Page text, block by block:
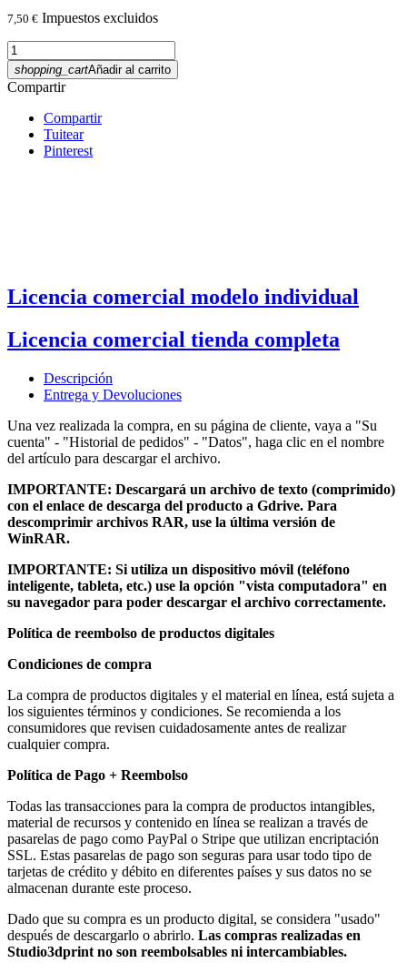
7,50 € Impuestos excluidos
shopping_cartAñadir al carrito
Compartir
Compartir
Tuitear
Pinterest
Licencia comercial modelo individual
Licencia comercial tienda completa
Descripción
Entrega y Devoluciones
Una vez realizada la compra, en su página de cliente, vaya a "Su
cuenta" - "Historial de pedidos" - "Datos", haga clic en el nombre
del artículo para descargar el archivo.
IMPORTANTE: Descargará un archivo de texto (comprimido)
con el enlace de descarga del producto a Gdrive. Para
descomprimir archivos RAR, use la última versión de
WinRAR.
IMPORTANTE: Si utiliza un dispositivo móvil (teléfono
inteligente, tableta, etc.) use la opción "vista computadora" en
su navegador para poder descargar el archivo correctamente.
Política de reembolso de productos digitales
Condiciones de compra
La compra de productos digitales y el material en línea, está sujeta a
los siguientes términos y condiciones. Se recomienda a los
consumidores que revisen cuidadosamente antes de realizar
cualquier compra.
Política de Pago + Reembolso
Todas las transacciones para la compra de productos intangibles,
material de recursos y contenido en línea se realizan a través de
pasarelas de pago como PayPal o Stripe que utilizan encriptación
SSL. Estas pasarelas de pago son seguras para usar todo tipo de
tarjetas de crédito y débito en diferentes países y sus datos no se
almacenan durante este proceso.
Dado que su compra es un producto digital, se considera "usado"
después de descargarlo o abrirlo. Las compras realizadas en
Studio3dprint no son reembolsables ni intercambiables.